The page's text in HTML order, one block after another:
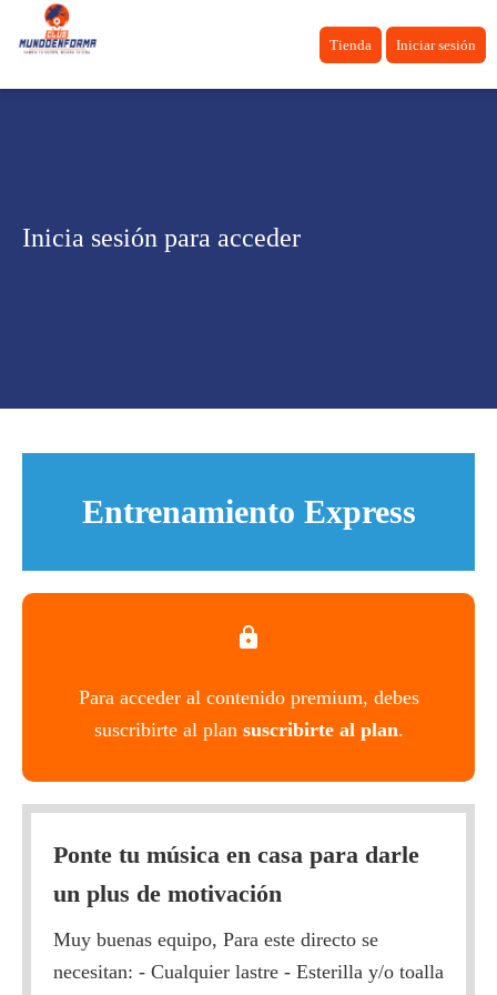
Tienda Iniciar sesión
Inicia sesión para acceder
Entrenamiento Express
Para acceder al contenido premium, debes
suscribirte al plan suscribirte al plan.
Ponte tu música en casa para darle
un plus de motivación
Muy buenas equipo, Para este directo se
necesitan: - Cualquier lastre - Esterilla y/o toalla